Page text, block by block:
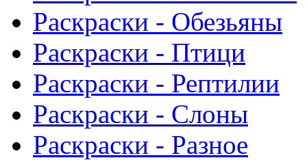
Раскраски - Обезьяны
Раскраски - Птици
Раскраски - Рептилии
Раскраски - Слоны
Раскраски - Разное